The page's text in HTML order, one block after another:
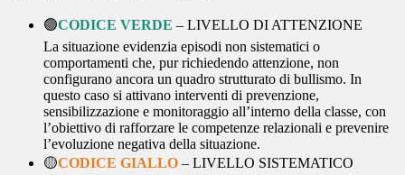
🟢CODICE VERDE – LIVELLO DI ATTENZIONE
La situazione evidenzia episodi non sistematici o
comportamenti che, pur richiedendo attenzione, non
configurano ancora un quadro strutturato di bullismo. In
questo caso si attivano interventi di prevenzione,
sensibilizzazione e monitoraggio all’interno della classe, con
l’obiettivo di rafforzare le competenze relazionali e prevenire
l’evoluzione negativa della situazione.
🟡CODICE GIALLO – LIVELLO SISTEMATICO